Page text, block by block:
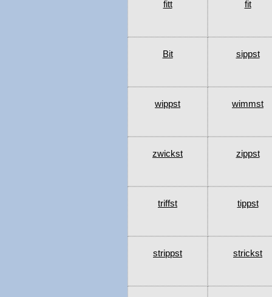
fitt fit
Bit sippst
wippst wimmst
zwickst zippst
triffst tippst
strippst strickst